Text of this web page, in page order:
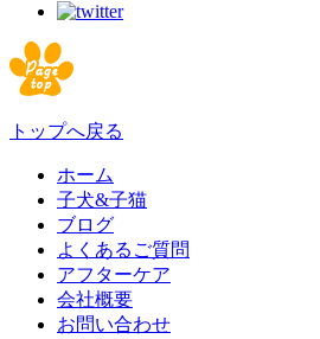
トップへ戻る
ホーム
子犬&子猫
ブログ
よくあるご質問
アフターケア
会社概要
お問い合わせ